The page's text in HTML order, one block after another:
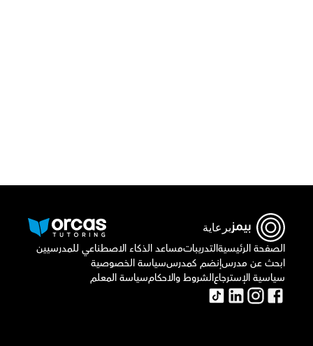
قم بتحميل تطبيق أوركاس
برعاية
الصفحة الرئيسيةالتدريباتمساعد الذكاء الاصطناعي للمدرسيين
ابحث عن مدرسإنضم كمدرسسياسة الخصوصية
سياسية الإسترجاعالشروط والاحكامسياسة المعلم